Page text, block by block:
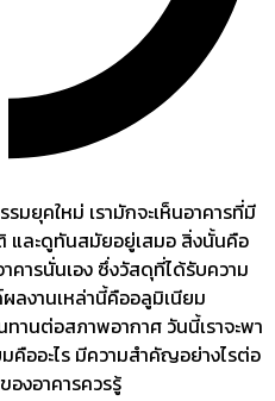
มยุคใหม่ เรามักจะเห็นอาคารที่มี
และดูทันสมัยอยู่เสมอ สิ่งนั้นคือ
คารนั่นเอง ซึ่งวัสดุที่ได้รับความ
ลงานเหล่านี้คืออลูมิเนียม
านต่อสภาพอากาศ วันนี้เราจะพา
คืออะไร มีความสำคัญอย่างไรต่อ
องอาคารควรรู้